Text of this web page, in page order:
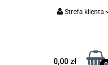
Strefa klienta
Zarejestruj się
0,00 zł